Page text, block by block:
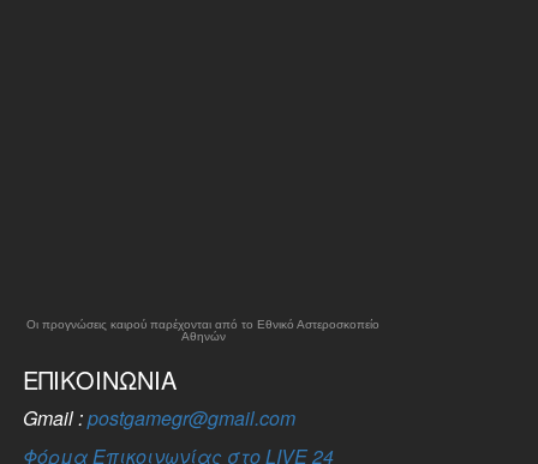
Οι προγνώσεις καιρού παρέχονται από το Εθνικό Αστεροσκοπείο
Αθηνών
ΕΠΙΚΟΙΝΩΝΊΑ
Gmail :postgamegr@gmail.com
Φόρμα Επικοινωνίας στο LIVE 24